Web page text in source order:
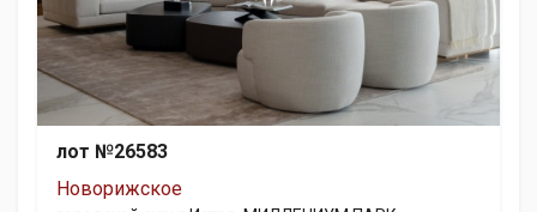
лот №26583
Новорижское